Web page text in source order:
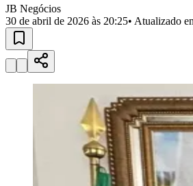
JubranBelval
VistaCalifórniaCarapicuíbaCentro
Região
Militar
Califórnia Jardim dos Altos
Esperança Jardim Graziela
Jardim São Pedro Jardim São Silvestre
Jardim Tupanci MutingaNova
Parque Imperial Parque Santa
Recanto PhrynéaSantana de
Tamboré Vale do Sol
Vila Engenho Novo Vila Márcia
Votupoca
JB Negócios
30 de abril de 2026 às 20:25• Atualizado